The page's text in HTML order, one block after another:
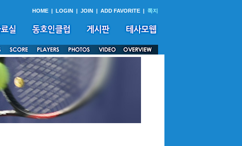
HOME | LOGIN | JOIN | ADD FAVORITE | 쪽지